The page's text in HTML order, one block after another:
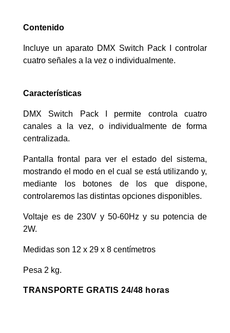
Contenido
Incluye un aparato DMX Switch Pack I controlar
cuatro señales a la vez o individualmente.
Características
DMX Switch Pack I permite controla cuatro
canales a la vez, o individualmente de forma
centralizada.
Pantalla frontal para ver el estado del sistema,
mostrando el modo en el cual se está utilizando y,
mediante los botones de los que dispone,
controlaremos las distintas opciones disponibles.
Voltaje es de 230V y 50-60Hz y su potencia de
2W.
Medidas son 12 x 29 x 8 centímetros
Pesa 2 kg.
TRANSPORTE GRATIS 24/48 horas